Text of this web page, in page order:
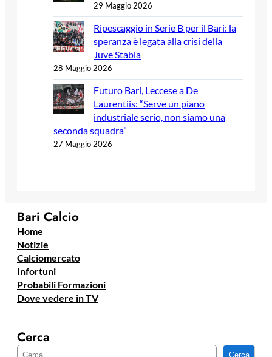
29 Maggio 2026
Ripescaggio in Serie B per il Bari: la
speranza è legata alla crisi della
Juve Stabia
28 Maggio 2026
Futuro Bari, Leccese a De
Laurentiis: “Serve un piano
industriale serio, non siamo una
seconda squadra”
27 Maggio 2026
Bari Calcio
Home
Notizie
Calciomercato
Infortuni
Probabili Formazioni
Dove vedere in TV
Cerca
Cerca